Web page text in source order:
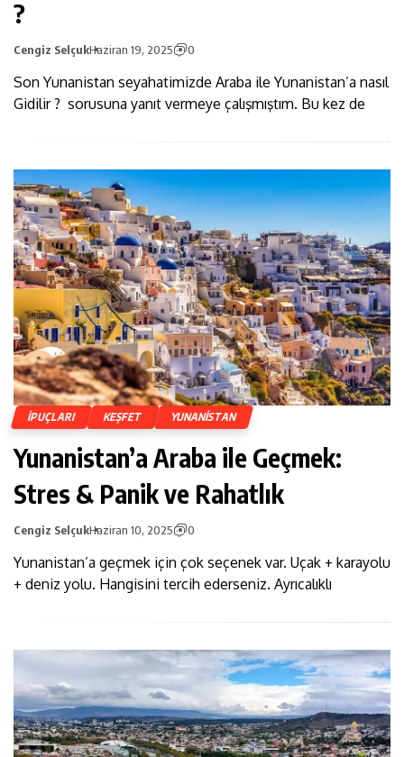
?
Cengiz SelçukHaziran 19, 2025 0
Son Yunanistan seyahatimizde Araba ile Yunanistan’a nasıl
Gidilir ? sorusuna yanıt vermeye çalışmıştım. Bu kez de
İPUÇLARI KEŞFET YUNANISTAN
Yunanistan’a Araba ile Geçmek:
Stres & Panik ve Rahatlık
Cengiz SelçukHaziran 10, 2025 0
Yunanistan’a geçmek için çok seçenek var. Uçak + karayolu
+ deniz yolu. Hangisini tercih ederseniz. Ayrıcalıklı